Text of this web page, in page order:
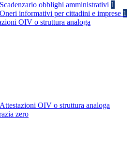
Scadenzario obblighi amministrativi 1
Oneri informativi per cittadini e imprese 1
OIV o struttura analoga
Attestazioni OIV o struttura analoga
zero